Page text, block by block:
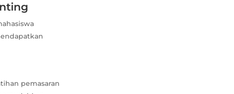
pemasaran